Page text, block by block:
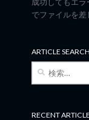
でファイルを差
ARTICLE SEARCH
RECENT